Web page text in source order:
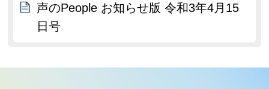
声のPeople お知らせ版 令和3年4月15
日号